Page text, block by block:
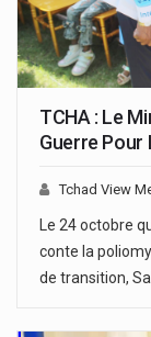
TCHA : Le
Guerre Pour
Tchad View
Le 24 octobre
conte la
de transition,